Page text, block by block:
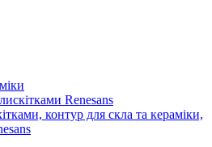
Renesans
контур для скла та кераміки,